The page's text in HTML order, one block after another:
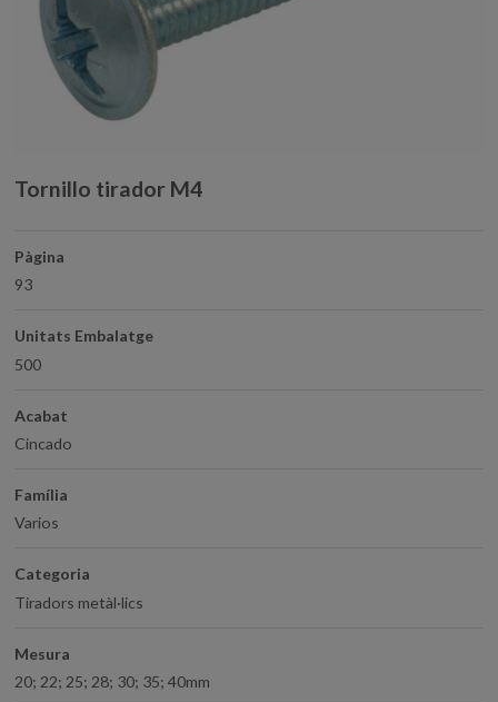
Tornillo tirador M4
Pàgina
93
Unitats Embalatge
500
Acabat
Cincado
Família
Varios
Categoria
Tiradors metàl·lics
Mesura
20; 22; 25; 28; 30; 35; 40mm